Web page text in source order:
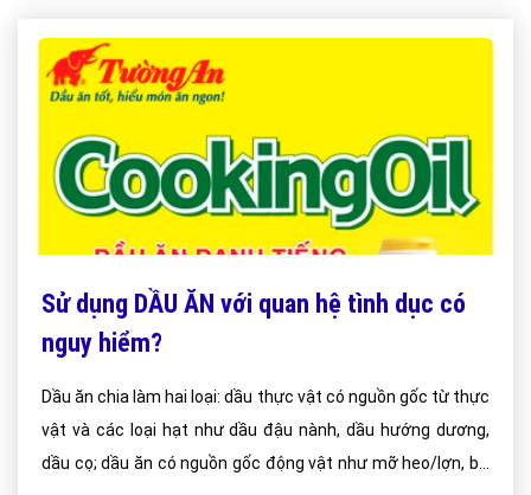
Sử dụng DẦU ĂN với quan hệ tình dục có
nguy hiểm?
Dầu ăn chia làm hai loại: dầu thực vật có nguồn gốc từ thực
vật và các loại hạt như dầu đậu nành, dầu hướng dương,
dầu cọ; dầu ăn có nguồn gốc động vật như mỡ heo/lợn, bơ